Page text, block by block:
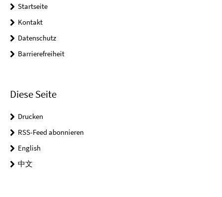
Startseite
Kontakt
Datenschutz
Barrierefreiheit
Diese Seite
Drucken
RSS-Feed abonnieren
English
中文